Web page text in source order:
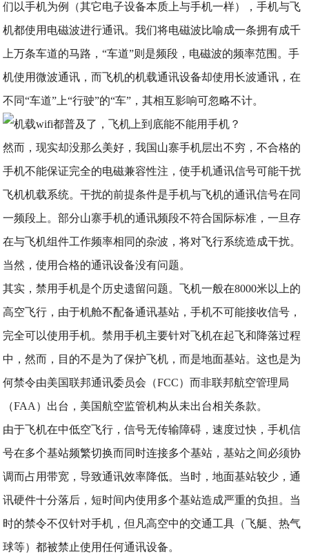
们以手机为例（其它电子设备本质上与手机一样），手机与飞
机都使用电磁波进行通讯。我们将电磁波比喻成一条拥有成千
上万条车道的马路，“车道”则是频段，电磁波的频率范围。手
机使用微波通讯，而飞机的机载通讯设备却使用长波通讯，在
不同“车道”上“行驶”的“车”，其相互影响可忽略不计。
然而，现实却没那么美好，我国山寨手机层出不穷，不合格的
手机不能保证完全的电磁兼容性注，使手机通讯信号可能干扰
飞机机载系统。干扰的前提条件是手机与飞机的通讯信号在同
一频段上。部分山寨手机的通讯频段不符合国际标准，一旦存
在与飞机组件工作频率相同的杂波，将对飞行系统造成干扰。
当然，使用合格的通讯设备没有问题。
其实，禁用手机是个历史遗留问题。飞机一般在8000米以上的
高空飞行，由于机舱不配备通讯基站，手机不可能接收信号，
完全可以使用手机。禁用手机主要针对飞机在起飞和降落过程
中，然而，目的不是为了保护飞机，而是地面基站。这也是为
何禁令由美国联邦通讯委员会（FCC）而非联邦航空管理局
（FAA）出台，美国航空监管机构从未出台相关条款。
由于飞机在中低空飞行，信号无传输障碍，速度过快，手机信
号在多个基站频繁切换而同时连接多个基站，基站之间必须协
调而占用带宽，导致通讯效率降低。当时，地面基站较少，通
讯硬件十分落后，短时间内使用多个基站造成严重的负担。当
时的禁令不仅针对手机，但凡高空中的交通工具（飞艇、热气
球等）都被禁止使用任何通讯设备。